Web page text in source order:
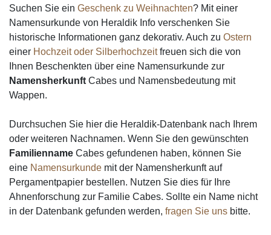
Suchen Sie ein Geschenk zu Weihnachten? Mit einer
Namensurkunde von Heraldik Info verschenken Sie
historische Informationen ganz dekorativ. Auch zu Ostern
einer Hochzeit oder Silberhochzeitfreuen sich die von
Ihnen Beschenkten über eine Namensurkunde zur
Namensherkunft Cabes und Namensbedeutung mit
Wappen.
Durchsuchen Sie hier die Heraldik-Datenbank nach Ihrem
oder weiteren Nachnamen. Wenn Sie den gewünschten
Familienname Cabes gefundenen haben, können Sie
eine Namensurkunde mit der Namensherkunft auf
Pergamentpapier bestellen. Nutzen Sie dies für Ihre
Ahnenforschung zur Familie Cabes. Sollte ein Name nicht
in der Datenbank gefunden werden, fragen Sie uns bitte.